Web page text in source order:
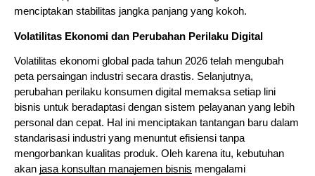
menciptakan stabilitas jangka panjang yang kokoh.
Volatilitas Ekonomi dan Perubahan Perilaku Digital
Volatilitas ekonomi global pada tahun 2026 telah mengubah
peta persaingan industri secara drastis. Selanjutnya,
perubahan perilaku konsumen digital memaksa setiap lini
bisnis untuk beradaptasi dengan sistem pelayanan yang lebih
personal dan cepat. Hal ini menciptakan tantangan baru dalam
standarisasi industri yang menuntut efisiensi tanpa
mengorbankan kualitas produk. Oleh karena itu, kebutuhan
akan jasa konsultan manajemen bisnis mengalami